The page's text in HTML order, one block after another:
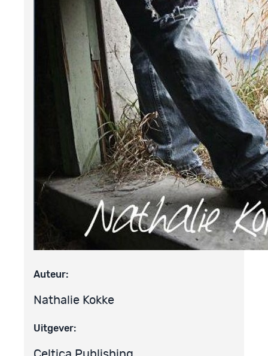
Auteur:
Nathalie Kokke
Uitgever: